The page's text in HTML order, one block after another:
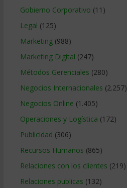
Gobierno Corporativo (11)
Legal (125)
Marketing(988)
Marketing Digital (247)
Métodos Gerenciales (280)
Negocios Internacionales (2.257)
Negocios Online (1.405)
Operaciones y Logística (172)
Publicidad (306)
Recursos Humanos (865)
Relaciones con los clientes (219)
Relaciones publicas (132)